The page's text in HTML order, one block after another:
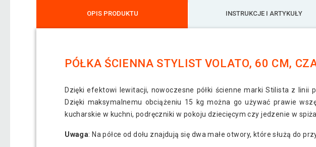
OPIS PRODUKTU INSTRUKCJE I ARTYKUŁY
PÓŁKA ŚCIENNA STYLIST VOLATO, 60 CM,
Dzięki efektowi lewitacji, nowoczesne półki ścienne marki Stilista z linii
Dzięki maksymalnemu obciążeniu 15 kg można go używać prawie
kucharskie w kuchni, podręczniki w pokoju dziecięcym czy jedzenie w
Uwaga: Na półce od dołu znajdują się dwa małe otwory, które służą do